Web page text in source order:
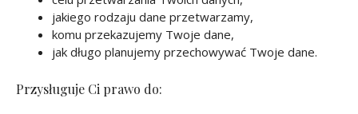
jakiego rodzaju dane przetwarzamy,
komu przekazujemy Twoje dane,
jak długo planujemy przechowywać Twoje dane.
Przysługuje Ci prawo do: